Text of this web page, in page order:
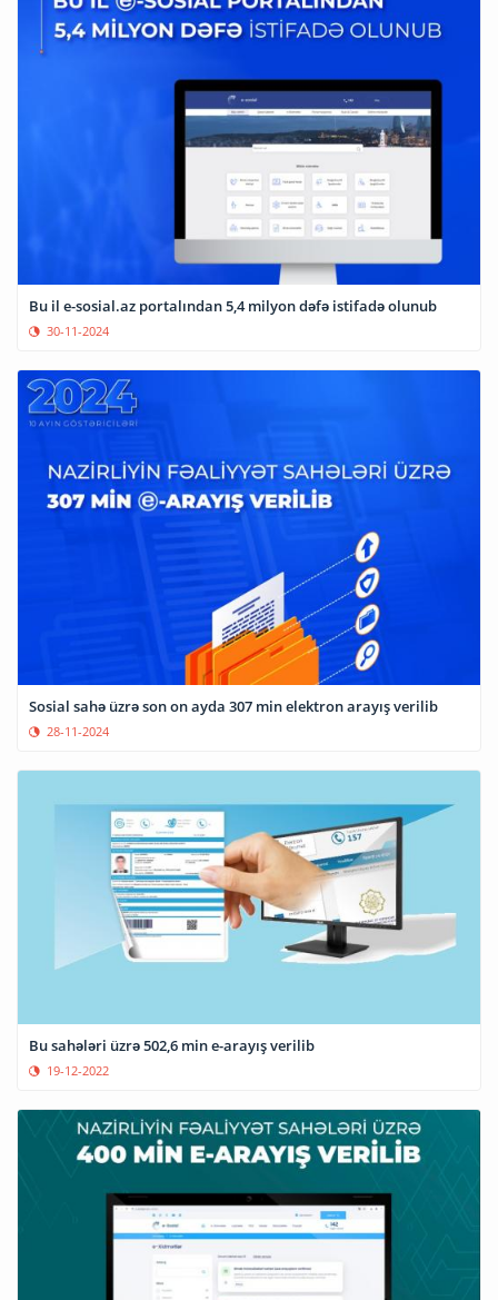
Bu il e-sosial.az portalından 5,4 milyon dəfə istifadə olunub
30-11-2024
Sosial sahə üzrə son on ayda 307 min elektron arayış verilib
28-11-2024
Bu sahələri üzrə 502,6 min e-arayış verilib
19-12-2022